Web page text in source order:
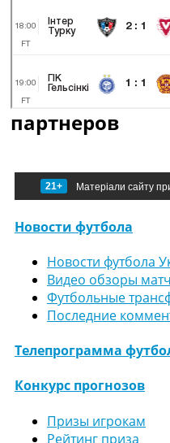
партнеров
21+ Матеріали сайту
Новости футбола
Новости футбола
Видео обзоры
Футбольные
Последние
Телепрограмма
Конкурс прогнозов
Призы игрокам
Рейтинг приза